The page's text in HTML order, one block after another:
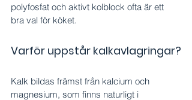
polyfosfat och aktivt kolblock ofta är ett
bra val för köket.
Varför uppstår kalkavlagringar?
Kalk bildas främst från kalcium och
magnesium, som finns naturligt i